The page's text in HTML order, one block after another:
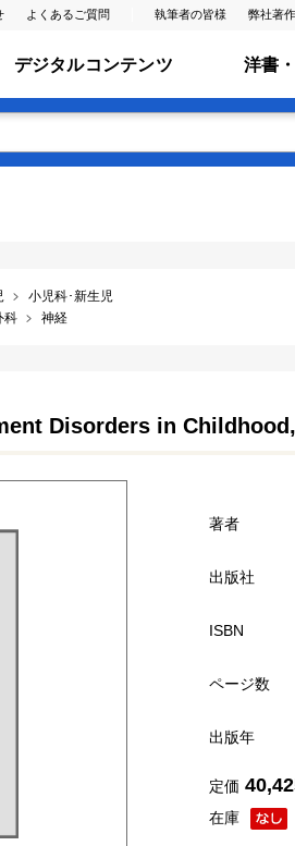
よくあるご質問 執筆者の皆様 弊社著
デジタルコンテンツ 洋書
小児科･新生児
科 神経
Disorders in
著者
出版社
ISBN
ページ数
出版年
在庫
定価